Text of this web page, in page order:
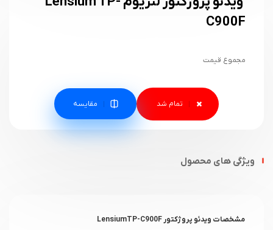
C900F
مجموع قیمت
مقایسه
ویژگی های محصول
مشخصات ویدئو پروژکتور LensiumTP-C900F